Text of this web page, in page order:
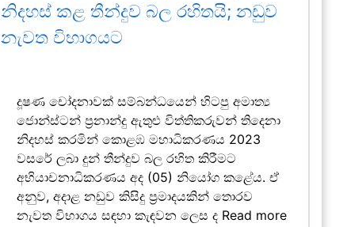
නිදහස් කළ තීන්දුව බල රහිතයි; නඩුව
නැවත විභාගයට
දූෂණ චෝදනාවක් සම්බන්ධයෙන් හිටපු අමාත්‍ය
ජොන්ස්ටන් ප්‍රනාන්දු ඇතුළු විත්තිකරුවන් තිදෙනා
නිදහස් කරමින් කොළඹ මහාධිකරණය 2023
වසරේ ලබා දුන් තීන්දුව බල රහිත කිරීමට
අභියාචනාධිකරණය අද (05) නියෝග කළේය. ඒ
අනුව, අදාළ නඩුව කිසිදු ප්‍රමාදයකින් තොරව
නැවත විභාගය සඳහා කැඳවන ලෙස ද Read more